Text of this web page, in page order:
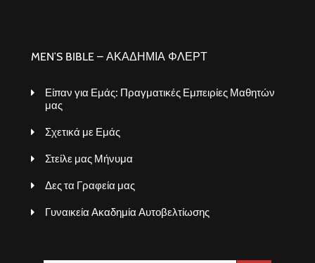
MEN’S BIBLE – ΑΚΑΔΗΜΙΑ ΦΛΕΡΤ
Είπαν για Εμάς: Πραγματικές Εμπειρίες Μαθητών
μας
Σχετικά με Εμάς
Στείλε μας Μήνυμα
Δες τα Γραφεία μας
Γυναικεία Ακαδημία Αυτοβελτίωσης